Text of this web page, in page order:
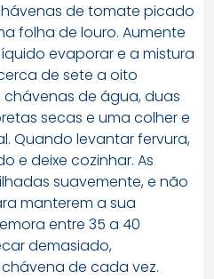
de tomate picado
folha de louro. Aumente
evaporar e a mistura
de sete a oito
de água, duas
secas e uma colher e
Quando levantar fervura,
e deixe cozinhar. As
suavemente, e não
manterem a sua
entre 35 a 40
demasiado,
de cada vez.